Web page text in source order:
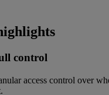
control​
access control over